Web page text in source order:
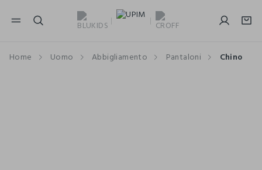
NAVIGATION.ARIA.GOTOMAINCONTENT
Home Uomo Abbigliamento Pantaloni Chino